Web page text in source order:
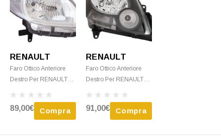
RENAULT
Faro Ottico Anteriore
Destro Per RENAULT
Corpo Cromato Nuovo
89,00€ Compra
RENAULT
Faro Ottico Anteriore
Destro Per RENAULT
2012 H4 C/ Corpo Nero
Nuovo
91,00€ Compra